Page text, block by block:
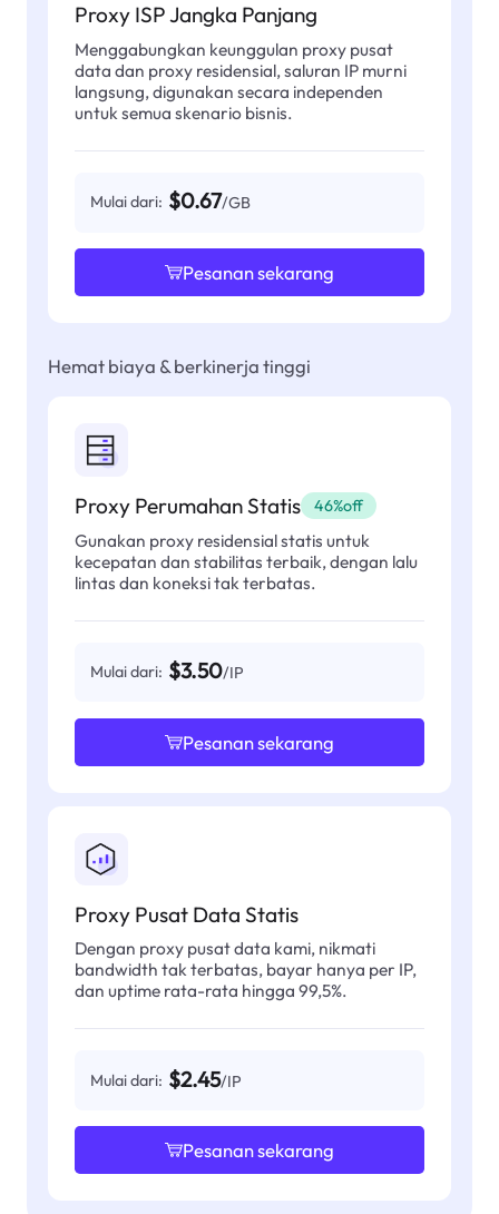
Proxy ISP Jangka Panjang
Menggabungkan keunggulan proxy pusat
data dan proxy residensial, saluran IP murni
langsung, digunakan secara independen
untuk semua skenario bisnis.
Mulai dari: $0.67/GB
Pesanan sekarang
Hemat biaya & berkinerja tinggi
Proxy Perumahan Statis 46%off
Gunakan proxy residensial statis untuk
kecepatan dan stabilitas terbaik, dengan lalu
lintas dan koneksi tak terbatas.
Mulai dari: $3.50/IP
Pesanan sekarang
Proxy Pusat Data Statis
Dengan proxy pusat data kami, nikmati
bandwidth tak terbatas, bayar hanya per IP,
dan uptime rata-rata hingga 99,5%.
Mulai dari: $2.45/IP
Pesanan sekarang